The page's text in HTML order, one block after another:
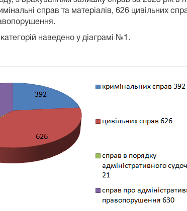
справ та матеріалів, 626 цивільних
наведено у діаграмі №1.